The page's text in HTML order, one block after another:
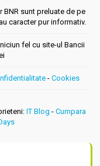
sunt preluate de pe
caracter pur informativ.
fel cu site-ul Bancii
- Cookies
IT Blog - Cumpara